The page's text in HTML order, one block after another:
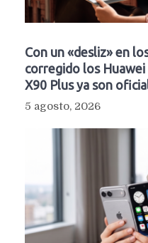
Con un «desliz» en
corregido los
X90 Plus ya son
5 agosto, 2026